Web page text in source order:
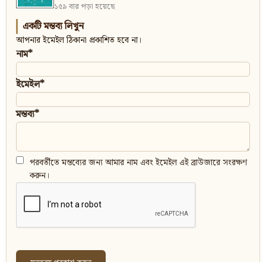
১৫৯ বার পড়া হয়েছে
একটি মন্তব্য লিখুন
আপনার ইমেইল ঠিকানা প্রকাশিত হবে না।
নাম*
ইমেইল*
মন্তব্য*
পরবর্তীতে মন্তব্যের জন্য আমার নাম এবং ইমেইল এই ব্রাউজারে সংরক্ষণ
করুন।